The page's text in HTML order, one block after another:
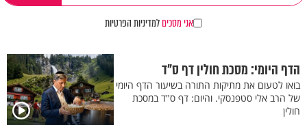
אני מסכיםלמדיניות הפרטיות
הדף היומי: מסכת חולין דף ס"ד
בואו לטעום את מתיקות התורה בשיעור הדף היומי
של הרב אלי סטפנסקי. והיום: דף ס"ד במסכת
חולין